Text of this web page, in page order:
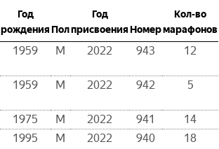
Год
рождения Пол
Год
присвоения Номер
Кол-во
марафонов
1959 М 2022 943 12
1959 М 2022 942 5
1975 М 2022 941
14
1995 М 2022 940 18